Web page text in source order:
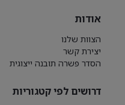
אודות
הצוות שלנו
יצירת קשר
הסדר פשרה תובנה ייצוגית
דרושים לפי קטגוריות